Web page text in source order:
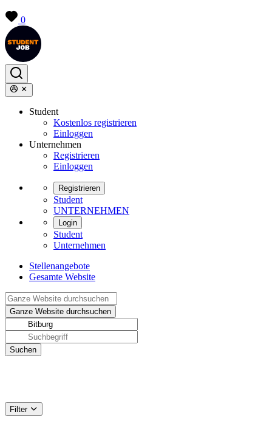
0
Student
Kostenlos registrieren
Einloggen
Unternehmen
Registrieren
Einloggen
Registrieren
Student
UNTERNEHMEN
Login
Student
Unternehmen
Stellenangebote
Gesamte Website
Filter